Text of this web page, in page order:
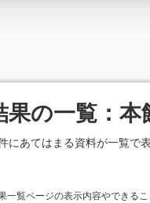
果の一覧：本
にあてはまる資料が一覧で
一覧ページの表示内容やできる